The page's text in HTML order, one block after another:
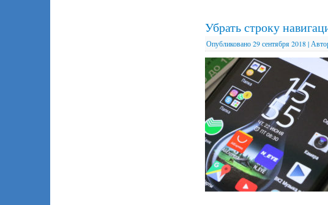
Убрать строку
Опубликовано 29 сентября 2018|